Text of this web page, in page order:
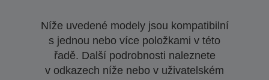
Níže uvedené modely jsou kompatibilní
s jednou nebo více položkami v této
řadě. Další podrobnosti naleznete
v odkazech níže nebo v uživatelském